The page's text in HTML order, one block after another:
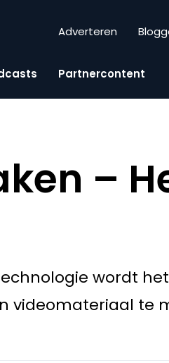
Adverteren
Partnercontent
–
wordt
videomateriaal te